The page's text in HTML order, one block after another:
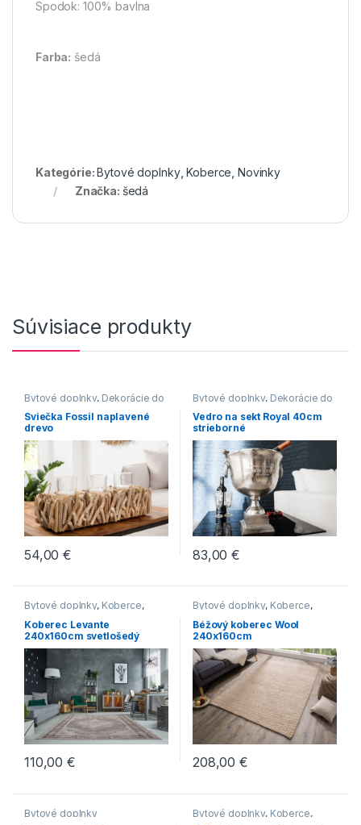
Spodok: 100% bavlna
Farba: šedá
Kategórie:Bytové doplnky,Koberce ,Novinky
Značka: šedá
Súvisiace produkty
Bytové doplnky, Dekorácie do
bytu
Sviečka Fossil naplavené
drevo
54,00€
Bytové doplnky, Dekorácie do
bytu
Vedro na sekt Royal 40cm
strieborné
83,00€
Bytové doplnky, Koberce,
Novinky
Koberec Levante
240x160cm svetlošedý
110,00€
Bytové doplnky, Koberce,
Novinky
Béžový koberec Wool
240x160cm
208,00€
Bytové doplnky
Bytové doplnky, Koberce,